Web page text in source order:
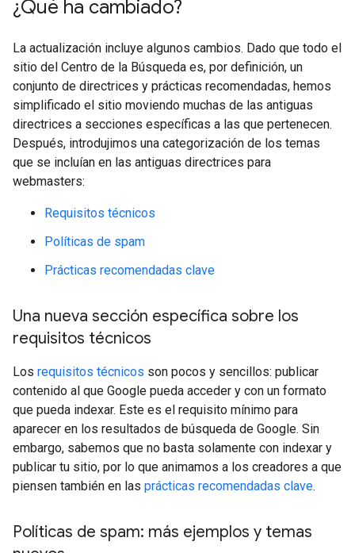
¿Qué ha cambiado?
La actualización incluye algunos cambios. Dado que todo el
sitio del Centro de la Búsqueda es, por definición, un
conjunto de directrices y prácticas recomendadas, hemos
simplificado el sitio moviendo muchas de las antiguas
directrices a secciones específicas a las que pertenecen.
Después, introdujimos una categorización de los temas
que se incluían en las antiguas directrices para
webmasters:
Requisitos técnicos
Políticas de spam
Prácticas recomendadas clave
Una nueva sección específica sobre los
requisitos técnicos
Los requisitos técnicos son pocos y sencillos: publicar
contenido al que Google pueda acceder y con un formato
que pueda indexar. Este es el requisito mínimo para
aparecer en los resultados de búsqueda de Google. Sin
embargo, sabemos que no basta solamente con indexar y
publicar tu sitio, por lo que animamos a los creadores a que
piensen también en las prácticas recomendadas clave.
Políticas de spam: más ejemplos y temas